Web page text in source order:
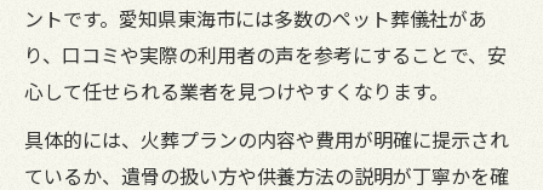
ントです。愛知県東海市には多数のペット葬儀社があ
り、口コミや実際の利用者の声を参考にすることで、安
心して任せられる業者を見つけやすくなります。
具体的には、火葬プランの内容や費用が明確に提示され
ているか、遺骨の扱い方や供養方法の説明が丁寧かを確